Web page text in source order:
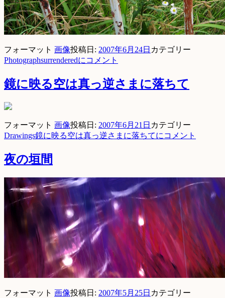
フォーマット 画像投稿日: 2007年6月24日 カテゴリー
Photographsurrenderedに コメント
鏡に映る空は真っ逆さまに落ちて
フォーマット 画像投稿日: 2007年6月21日 カテゴリー
Drawings鏡に映る空は真っ逆さまに落ちてに コメント
夜の垣間
フォーマット 画像投稿日: 2007年5月25日 カテゴリー